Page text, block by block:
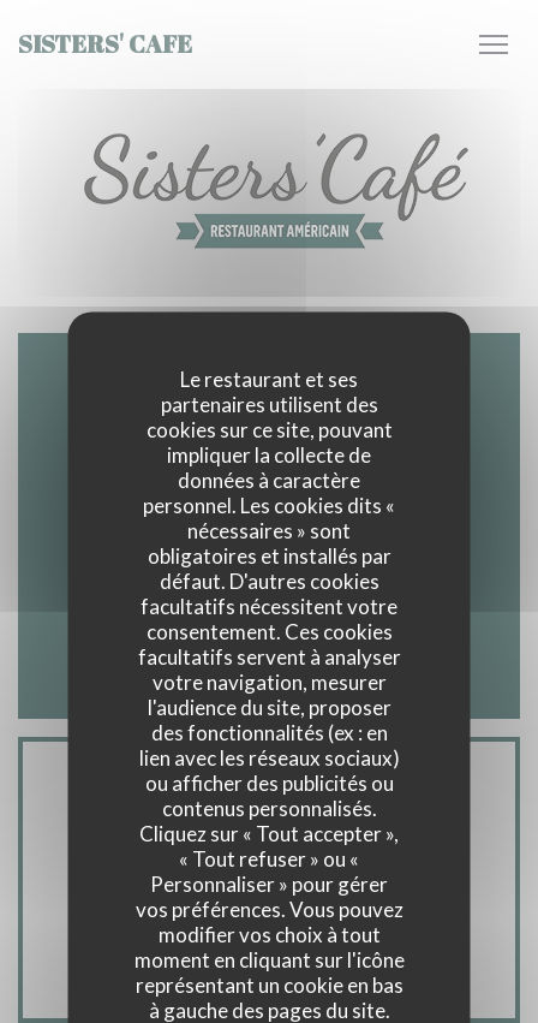
Le restaurant et ses
partenaires utilisent des
cookies sur ce site, pouvant
impliquer la collecte de
données à caractère
personnel. Les cookies dits «
nécessaires » sont
obligatoires et installés par
défaut. D'autres cookies
facultatifs nécessitent votre
consentement. Ces cookies
facultatifs servent à analyser
votre navigation, mesurer
l'audience du site, proposer
des fonctionnalités (ex : en
lien avec les réseaux sociaux)
ou afficher des publicités ou
contenus personnalisés.
Cliquez sur « Tout accepter »,
« Tout refuser » ou «
Personnaliser » pour gérer
vos préférences. Vous pouvez
modifier vos choix à tout
moment en cliquant sur l'icône
représentant un cookie en bas
à gauche des pages du site.
SISTERS' CAFE
Accès/Contact
15 RUE DES RESERVOIRS 78000 VERSAILLES
01 30 21 21 22
Facebook ((ouvre une nouvelle
Instagram ((ouvre une
Nous contacter
RÉSERVER